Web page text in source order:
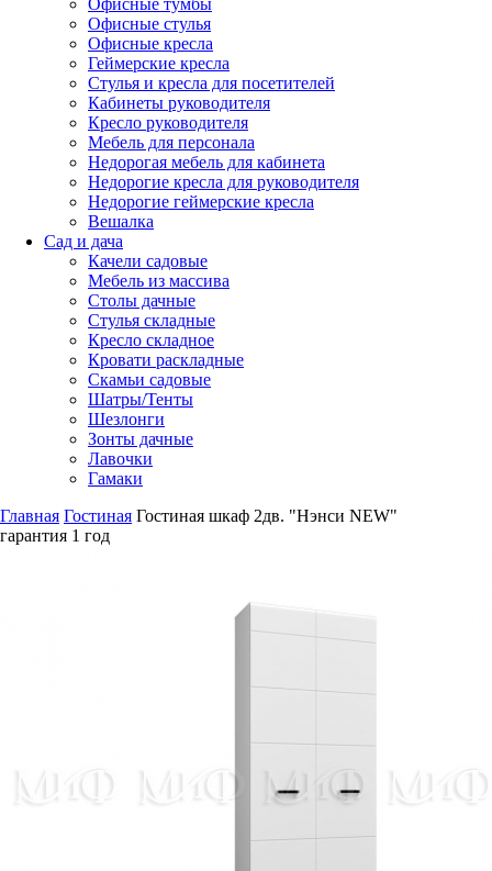
Офисные стулья
Офисные кресла
Геймерские кресла
Стулья и кресла для посетителей
Кабинеты руководителя
Кресло руководителя
Мебель для персонала
Недорогая мебель для кабинета
Недорогие кресла для руководителя
Недорогие геймерские кресла
Вешалка
Сад и дача
Качели садовые
Мебель из массива
Столы дачные
Стулья складные
Кресло складное
Кровати раскладные
Скамьи садовые
Шатры/Тенты
Шезлонги
Зонты дачные
Лавочки
Гамаки
Главная Гостиная Гостиная шкаф 2дв. "Нэнси NEW"
гарантия 1 год